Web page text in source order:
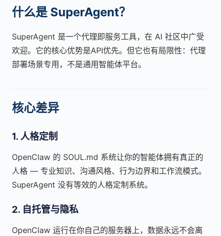
什么是 SuperAgent？
SuperAgent 是一个代理即服务工具，在 AI 社区中广受
欢迎。它的核心优势是API优先。但它也有局限性：代理
部署场景专用，不是通用智能体平台。
核心差异
1. 人格定制
OpenClaw 的 SOUL.md 系统让你的智能体拥有真正的
人格 — 专业知识、沟通风格、行为边界和工作流模式。
SuperAgent 没有等效的人格定制系统。
2. 自托管与隐私
OpenClaw 运行在你自己的服务器上，数据永远不会离